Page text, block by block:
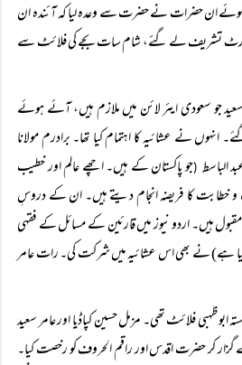
ہوئے ان حضرات نے حضرت سے وعدہ لیا کہ آئندہ ان
تشریف لے گئے، شام سات بجے کی فلائٹ سے
جو سعودی ایئر لائن میں ملازم ہیں، آئے ہوئے
نے عشائیہ کا اہتمام کیا تھا۔ برادرم مولانا
الباسط (جو پاکستان کے ہیں۔ اچھے عالم اور خطیب
و خطابت کا فریضہ انجام دیتے ہیں۔ ان کے دروسِ
ہیں۔ اردو نیوز میں قارئین کے مسائل کے فقہی
گیا ہے) نے بھی اس عشائیہ میں شرکت کی۔ رات عامر
ابوظہبی فلائٹ تھی۔ مزمل حسین کپاڈیا اور عامر سعید
کر حضرت اقدس اور راقم الحروف کو رخصت کیا۔